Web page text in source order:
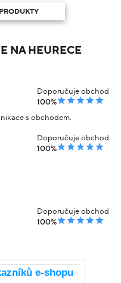
NA HEURECE
Doporučuje obchod
100%
s obchodem.
Doporučuje obchod
100%
Doporučuje obchod
100%